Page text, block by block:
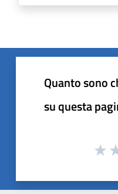
Quanto sono
su questa